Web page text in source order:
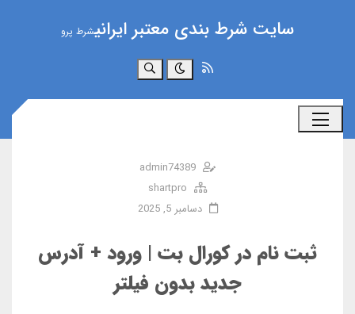
سایت شرط بندی معتبر ایرانیشرط پرو
جستجو
admin74389
shartpro
دسامبر 5, 2025
ثبت نام در کورال بت | ورود + آدرس
جدید بدون فیلتر